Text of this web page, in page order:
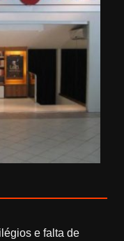
e falta de